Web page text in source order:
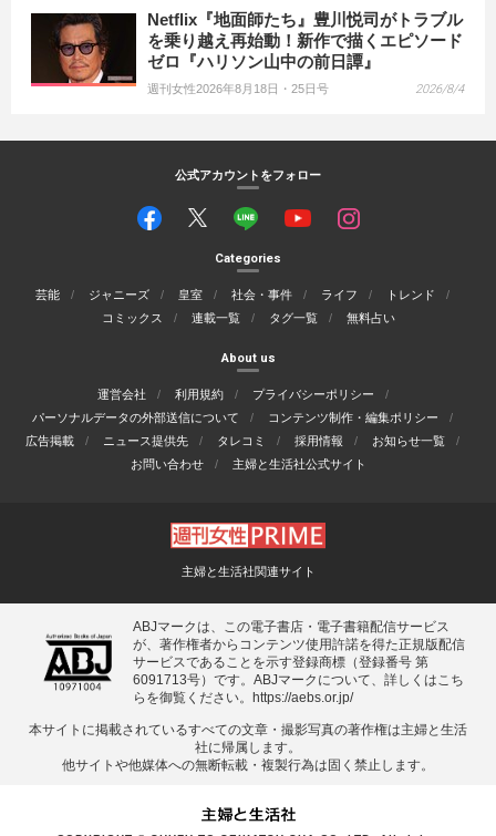
Netflix『地面師たち』豊川悦司がトラブル
を乗り越え再始動！新作で描くエピソード
ゼロ『ハリソン山中の前日譚』
週刊女性2026年8月18日・25日号 2026/8/4
公式アカウントをフォロー
Categories
芸能 ジャニーズ 皇室 社会・事件 ライフ
トレンド
コミックス
連載一覧 タグ一覧 無料占い
About us
運営会社 利用規約
プライバシーポリシー
パーソナルデータの外部送信について
コンテンツ制作・編集ポリシー
広告掲載
ニュース提供先 タレコミ 採用情報
お知らせ一覧
お問い合わせ
主婦と生活社公式サイト
主婦と生活社関連サイト
ABJマークは、この電子書店・電子書籍配信サービス
が、著作権者からコンテンツ使用許諾を得た正規版配信
サービスであることを示す登録商標（登録番号 第
6091713号）です。ABJマークについて、詳しくはこち
らを御覧ください。
https://aebs.or.jp/
本サイトに掲載されているすべての⽂章・撮影写真の著作権は主婦と⽣活
社に帰属します。
他サイトや他媒体への無断転載・複製⾏為は固く禁⽌します。